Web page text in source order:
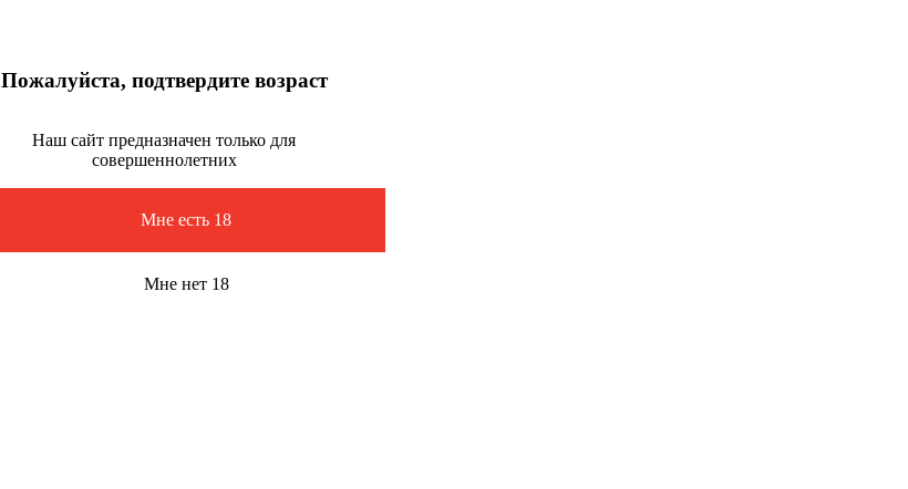
Пожалуйста, подтвердите возраст
Наш сайт предназначен только для
совершеннолетних
Мне есть 18
Мне нет 18